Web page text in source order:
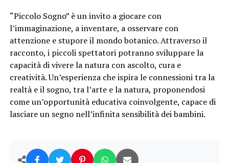
“Piccolo Sogno” è un invito a giocare con
l’immaginazione, a inventare, a osservare con
attenzione e stupore il mondo botanico. Attraverso il
racconto, i piccoli spettatori potranno sviluppare la
capacità di vivere la natura con ascolto, cura e
creatività. Un’esperienza che ispira le connessioni tra la
realtà e il sogno, tra l’arte e la natura, proponendosi
come un’opportunità educativa coinvolgente, capace di
lasciare un segno nell’infinita sensibilità dei bambini.